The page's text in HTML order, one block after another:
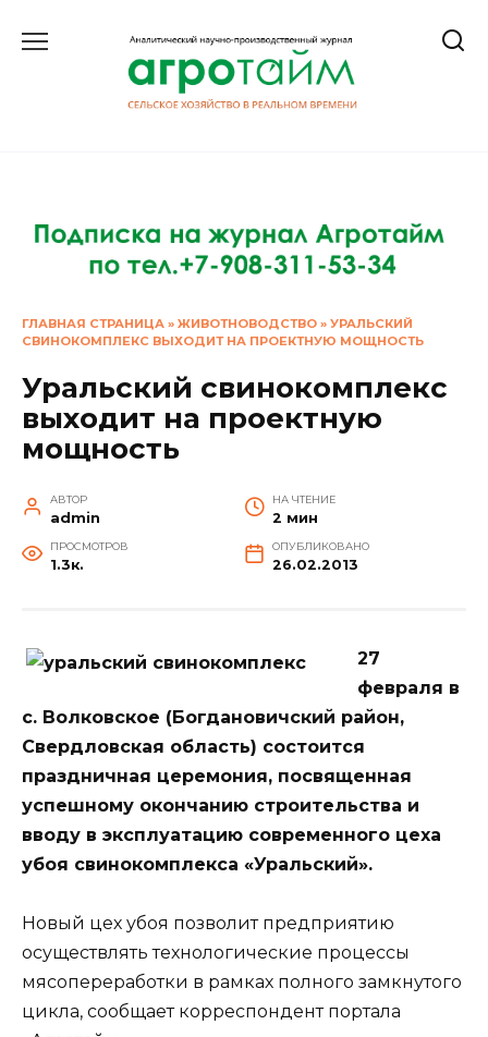
ГЛАВНАЯ СТРАНИЦА » ЖИВОТНОВОДСТВО » УРАЛЬСКИЙ
СВИНОКОМПЛЕКС ВЫХОДИТ НА ПРОЕКТНУЮ МОЩНОСТЬ
Уральский свинокомплекс
выходит на проектную
мощность
АВТОР
admin
НА ЧТЕНИЕ
2 мин
ПРОСМОТРОВ
1.3к.
ОПУБЛИКОВАНО
26.02.2013
27
февраля в
с. Волковское (Богдановичский район,
Свердловская область) состоится
праздничная церемония, посвященная
успешному окончанию строительства и
вводу в эксплуатацию современного цеха
убоя свинокомплекса «Уральский».
Новый цех убоя позволит предприятию
осуществлять технологические процессы
мясопереработки в рамках полного замкнутого
цикла, сообщает корреспондент портала